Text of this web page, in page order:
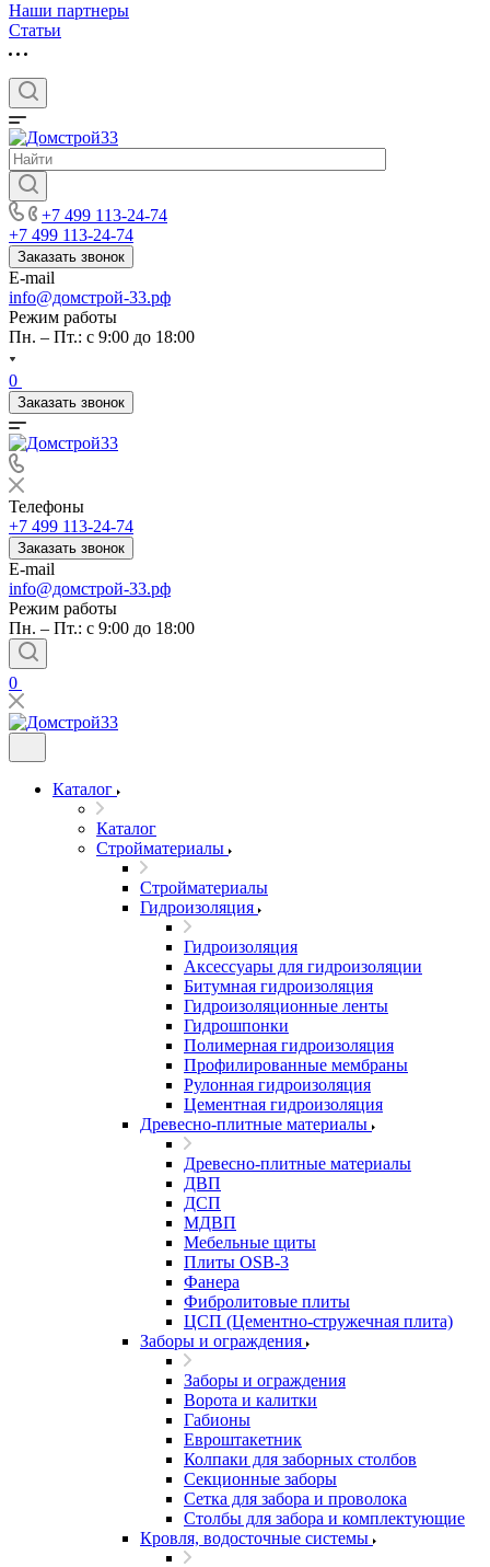
Наши партнеры
Статьи
+7 499 113-24-74
+7 499 113-24-74
Заказать звонок
E-mail
info@домстрой-33.рф
Режим работы
Пн. – Пт.: с 9:00 до 18:00
0
Заказать звонок
Телефоны
+7 499 113-24-74
Заказать звонок
E-mail
info@домстрой-33.рф
Режим работы
Пн. – Пт.: с 9:00 до 18:00
0
Каталог
Каталог
Стройматериалы
Стройматериалы
Гидроизоляция
Гидроизоляция
Аксессуары для гидроизоляции
Битумная гидроизоляция
Гидроизоляционные ленты
Гидрошпонки
Полимерная гидроизоляция
Профилированные мембраны
Рулонная гидроизоляция
Цементная гидроизоляция
Древесно-плитные материалы
Древесно-плитные материалы
ДВП
ДСП
МДВП
Мебельные щиты
Плиты OSB-3
Фанера
Фибролитовые плиты
ЦСП (Цементно-стружечная плита)
Заборы и ограждения
Заборы и ограждения
Ворота и калитки
Габионы
Евроштакетник
Колпаки для заборных столбов
Секционные заборы
Сетка для забора и проволока
Столбы для забора и комплектующие
Кровля, водосточные системы